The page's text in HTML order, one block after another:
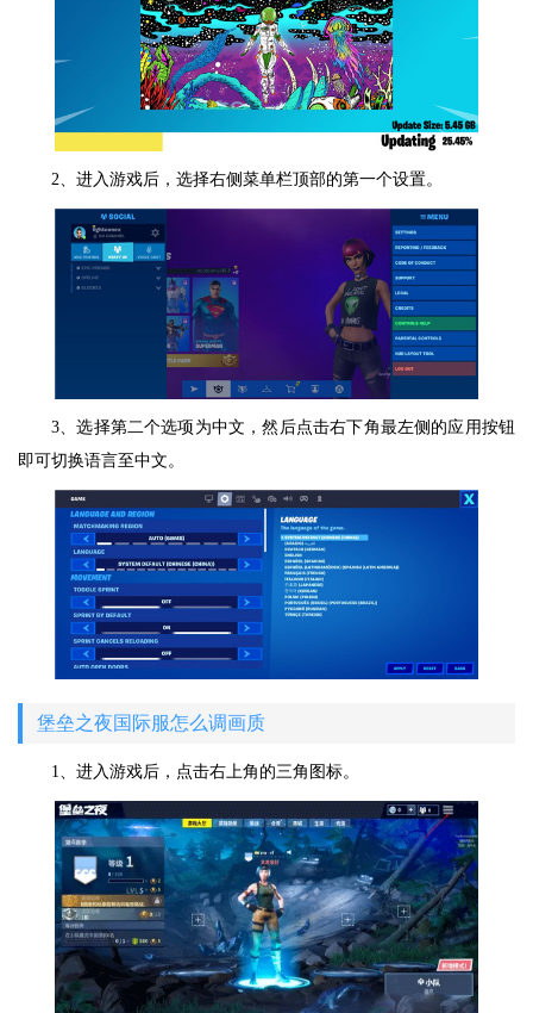
2、进入游戏后，选择右侧菜单栏顶部的第一个设置。
3、选择第二个选项为中文，然后点击右下角最左侧的应用按钮
即可切换语言至中文。
堡垒之夜国际服怎么调画质
1、进入游戏后，点击右上角的三角图标。